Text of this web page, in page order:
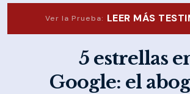
Ver la Prueba: LEER MÁS
5 estrellas
Google: el